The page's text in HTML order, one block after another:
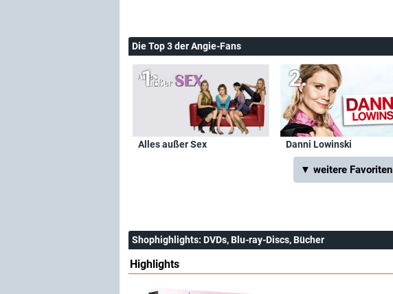
Die Top 3 der Angie-Fans
Alles außer Sex Danni Lowinski
▼ weitere Favoriten
Shophighlights: DVDs, Blu-ray-Discs, Bücher
Highlights